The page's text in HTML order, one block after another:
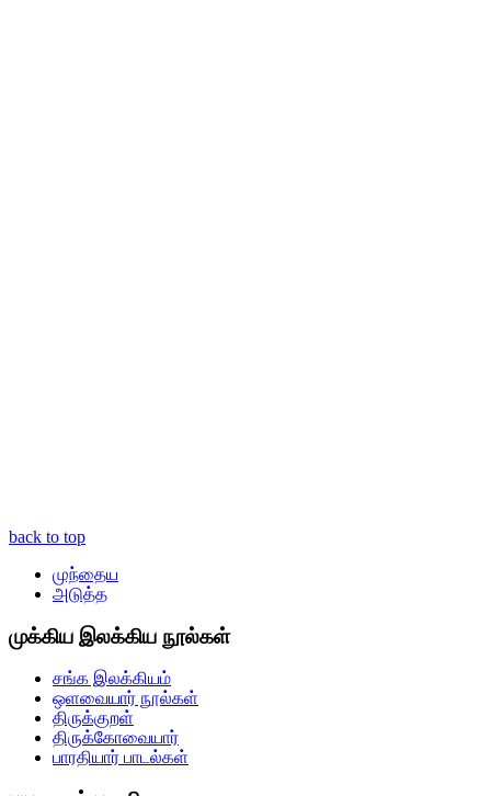
back to top
முந்தைய
அடுத்த
முக்கிய இலக்கிய நூல்கள்
சங்க இலக்கியம்
ஒளவையார் நூல்கள்
திருக்குறள்
திருக்கோவையார்
பாரதியார் பாடல்கள்